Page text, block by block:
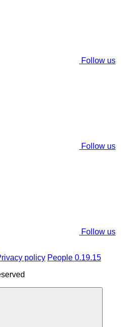
Follow us
Follow us
Follow us
policy People 0.19.15